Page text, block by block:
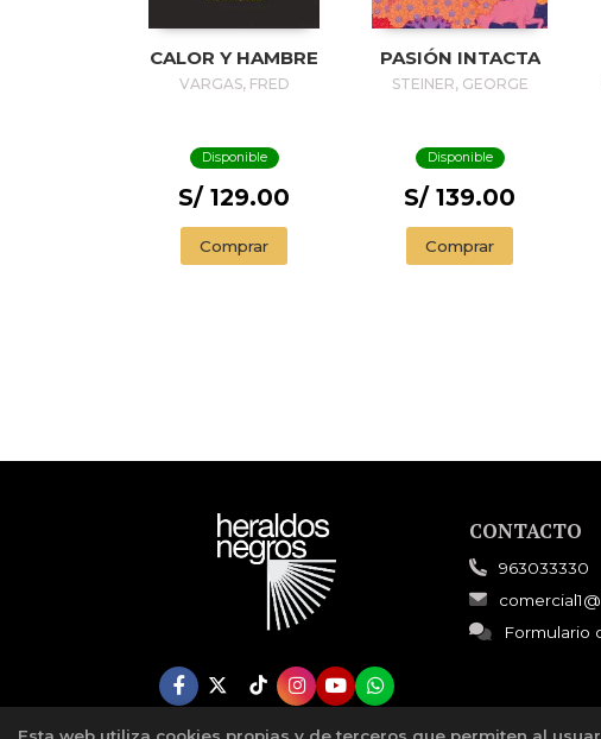
CALOR Y HAMBRE
VARGAS, FRED
Disponible
S/ 129.00
Comprar
PASIÓN INTACTA
STEINER, GEORGE
Disponible
S/ 139.00
Comprar
CONTACTO
963033330
Formulario